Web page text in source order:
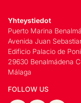
Yhteystiedot
Puerto Marina
Avenida Juan
Edificio Palacio de
29630 Benalmádena
Málaga
FOLLOW US